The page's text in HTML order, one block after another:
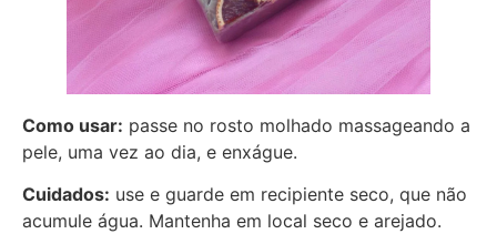
Como usar: passe no rosto molhado massageando a
pele, uma vez ao dia, e enxágue.
Cuidados: use e guarde em recipiente seco, que não
acumule água. Mantenha em local seco e arejado.